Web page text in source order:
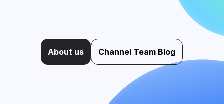
About us Channel Team Blog